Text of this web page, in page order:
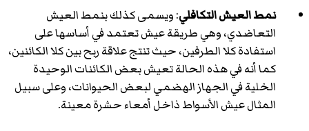
نمط العيش التكافلي: ويسمى كذلك بنمط العيش
التعاضدي، وهي طريقة عيش تعتمد في أساسها على
استفادة كلا الطرفين، حيث تنتج علاقة ربح بين كلا الكائنين،
كما أنه في هذه الحالة تعيش بعض الكائنات الوحيدة
الخلية في الجهاز الهضمي لبعض الحيوانات، وعلى سبيل
المثال عيش الأسواط ذاخل أمعاء حشرة معينة.